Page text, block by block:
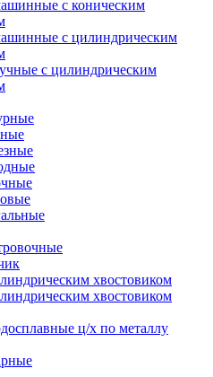
с коническим
с цилиндрическим
с цилиндрическим
хвостовиком
хвостовиком
ц/х по металлу